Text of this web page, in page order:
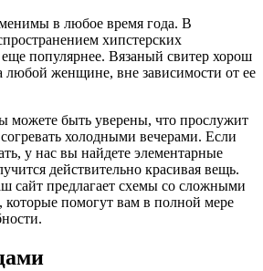
в любое время года. В
хипстерских
популярнее. Вязаный свитер хорош
любой женщине, вне зависимости от ее
можете быть уверены, что прослужит
холодными вечерами. Если
у нас вы найдете элементарные
действительно красивая вещь.
сайт предлагает схемы со сложными
которые помогут вам в полной мере